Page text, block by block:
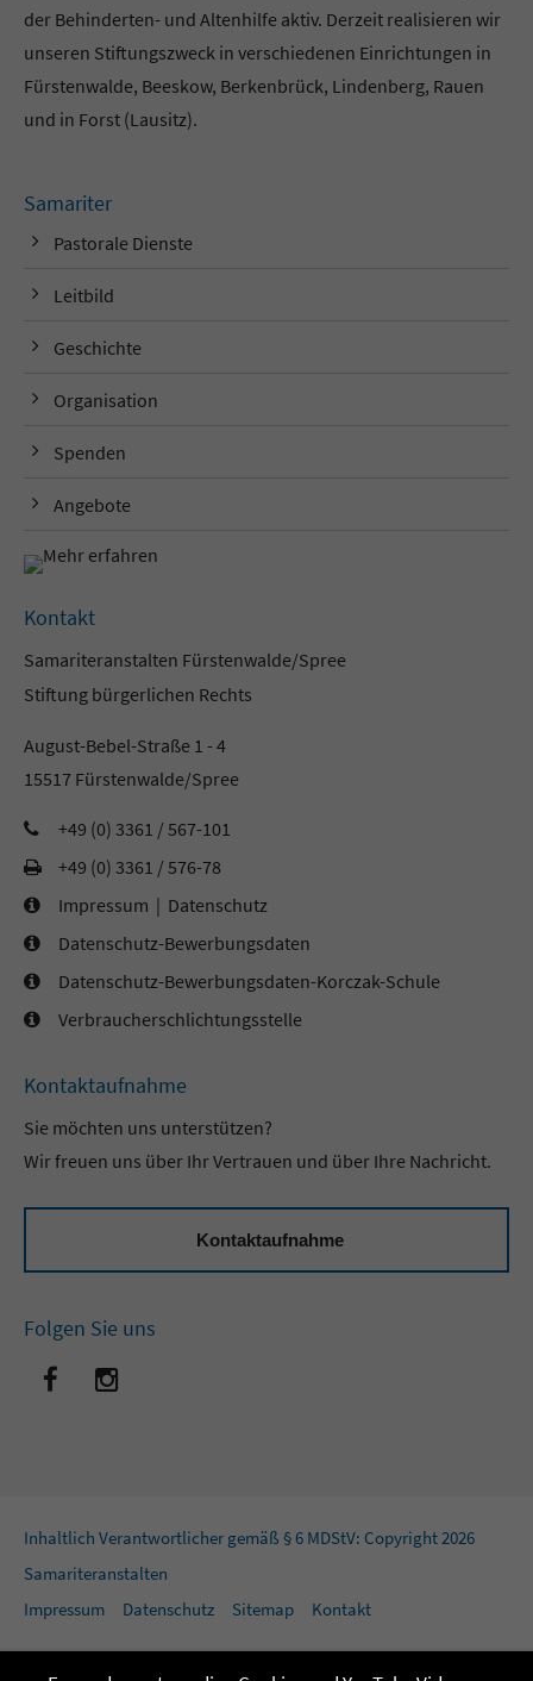
der Behinderten- und Altenhilfe aktiv. Derzeit realisieren wir
unseren Stiftungszweck in verschiedenen Einrichtungen in
Fürstenwalde, Beeskow, Berkenbrück, Lindenberg, Rauen
und in Forst (Lausitz).
Samariter
Pastorale Dienste
Leitbild
Geschichte
Organisation
Spenden
Angebote
Kontakt
Samariteranstalten Fürstenwalde/Spree
Stiftung bürgerlichen Rechts
August-Bebel-Straße 1 - 4
15517 Fürstenwalde/Spree
+49 (0) 3361 / 567-101
+49 (0) 3361 / 576-78
Impressum | Datenschutz
Datenschutz-Bewerbungsdaten
Datenschutz-Bewerbungsdaten-Korczak-Schule
Verbraucherschlichtungsstelle
Kontaktaufnahme
Sie möchten uns unterstützen?
Wir freuen uns über Ihr Vertrauen und über Ihre Nachricht.
Kontaktaufnahme
Folgen Sie uns
Inhaltlich Verantwortlicher gemäß § 6 MDStV: Copyright 2026
Samariteranstalten
Impressum
Datenschutz Sitemap Kontakt